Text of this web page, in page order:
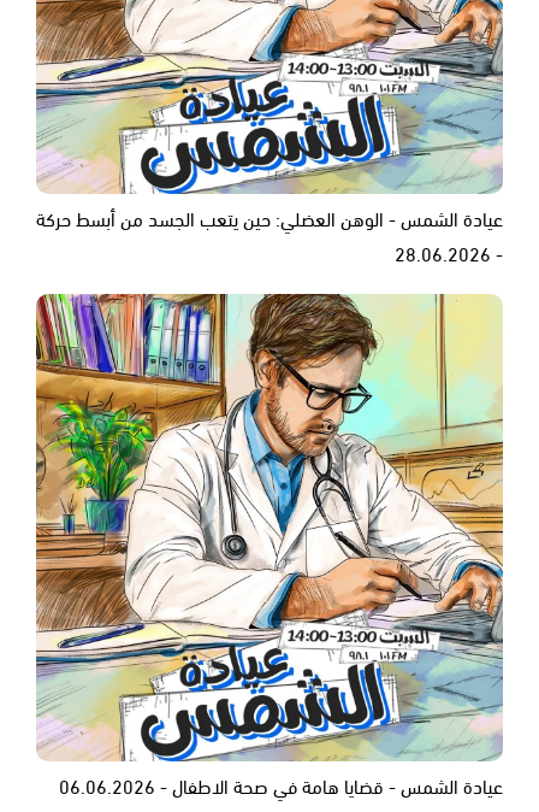
عيادة الشمس - الوهن العضلي: حين يتعب الجسد من أبسط حركة
- 28.06.2026
عيادة الشمس - قضايا هامة في صحة الاطفال - 06.06.2026